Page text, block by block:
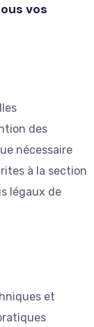
vos
des
nécessaire
à la section
légaux de
et